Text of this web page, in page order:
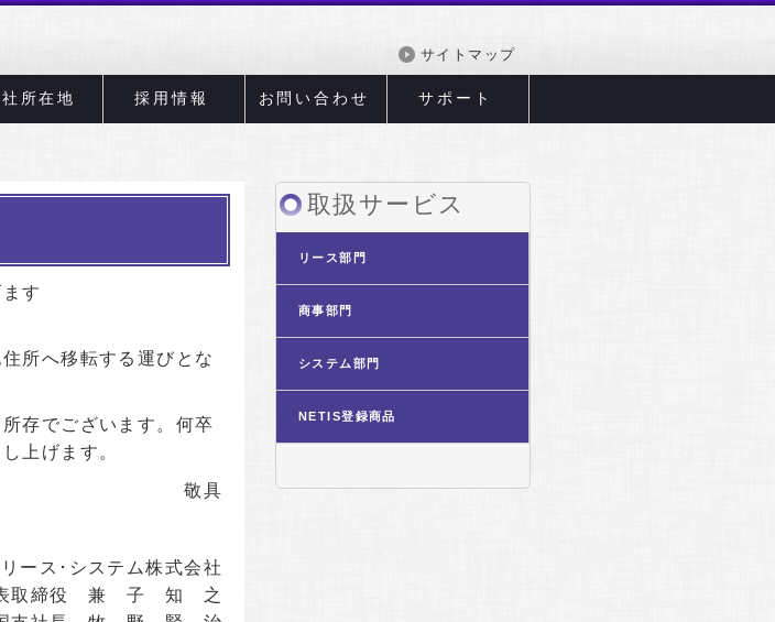
サイトマップ
所在地 採用情報 お問い合わせ サポート
す
所へ移転する運びとな
存でございます。何卒
上げます。
敬具
ース･システム株式会社
取締役 兼 子 知 之
取扱サービス
リース部門
商事部門
システム部門
NETIS登録商品